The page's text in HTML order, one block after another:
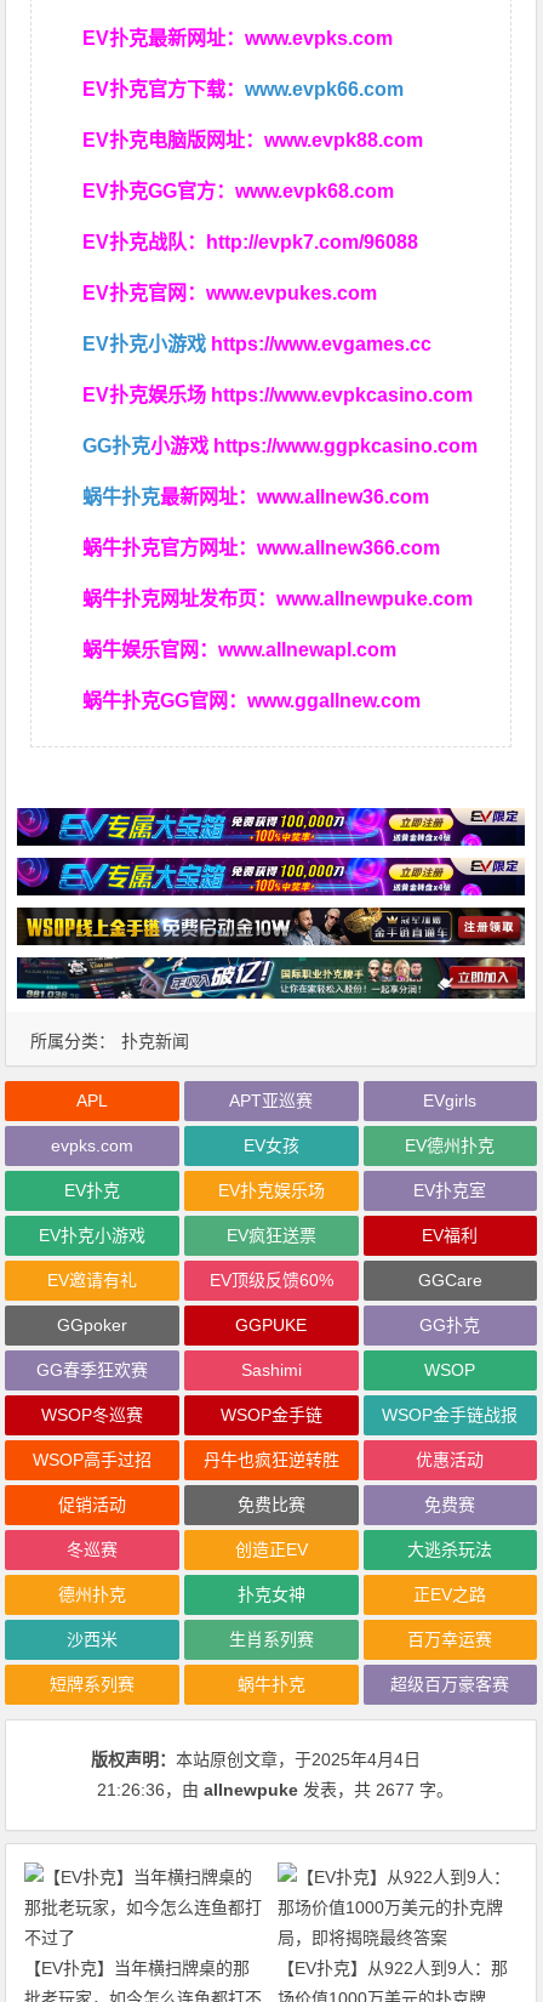
EV扑克最新网址：www.evpks.com
EV扑克官方下载：www.evpk66.com
EV扑克电脑版网址：www.evpk88.com
EV扑克GG官方：www.evpk68.com
EV扑克战队： http://evpk7.com/96088
EV扑克官网：www.evpukes.com
EV扑克小游戏 https://www.evgames.cc
EV扑克娱乐场 https://www.evpkcasino.com
GG扑克小游戏 https://www.ggpkcasino.com
蜗牛扑克最新网址：www.allnew36.com
蜗牛扑克官方网址：www.allnew366.com
蜗牛扑克网址发布页：www.allnewpuke.com
蜗牛娱乐官网：www.allnewapl.com
蜗牛扑克GG官网：www.ggallnew.com
所属分类： 扑克新闻
APL APT亚巡赛 EVgirls
evpks.com EV女孩 EV德州扑克
EV扑克 EV扑克娱乐场 EV扑克室
EV扑克小游戏 EV疯狂送票 EV福利
EV邀请有礼 EV顶级反馈60% GGCare
GGpoker GGPUKE GG扑克
GG春季狂欢赛 Sashimi WSOP
WSOP冬巡赛 WSOP金手链 WSOP金手链战报
WSOP高手过招 丹牛也疯狂逆转胜 优惠活动
促销活动 免费比赛 免费赛
冬巡赛 创造正EV 大逃杀玩法
德州扑克 扑克女神 正EV之路
沙西米 生肖系列赛 百万幸运赛
短牌系列赛 蜗牛扑克 超级百万豪客赛
版权声明：本站原创文章，于2025年4月4日
21:26:36，由allnewpuke 发表，共 2677 字。
【EV扑克】当年横扫牌桌的那
批老玩家，如今怎么连鱼都打不
【EV扑克】从922人到9人：那
场价值1000万美元的扑克牌